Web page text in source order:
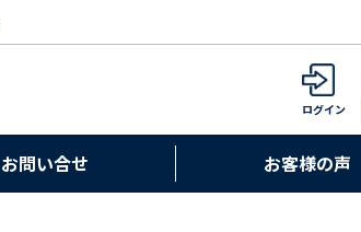
ログイン
お問い合せ お客様の声